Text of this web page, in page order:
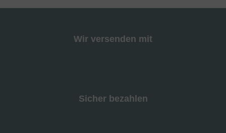
Wir versenden mit
Sicher bezahlen